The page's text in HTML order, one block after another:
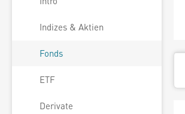
Indizes & Aktien
Fonds
ETF
Derivate